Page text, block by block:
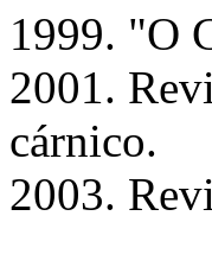
1999. "O
2001.
cárnico.
2003.